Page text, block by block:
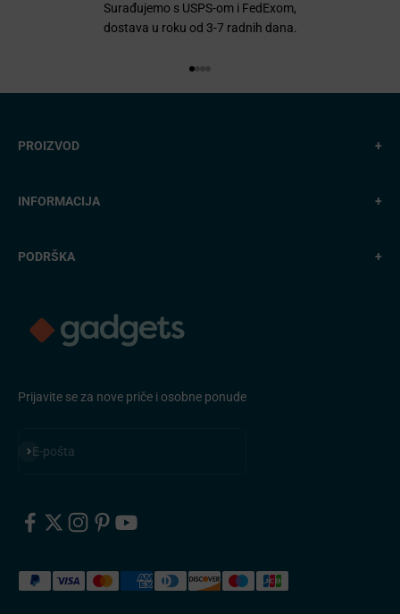
Surađujemo s USPS-om i FedExom,
dostava u roku od 3-7 radnih dana.
PROIZVOD +
INFORMACIJA +
PODRŠKA +
Prijavite se za nove priče i osobne ponude
E-pošta
Pretplatite se